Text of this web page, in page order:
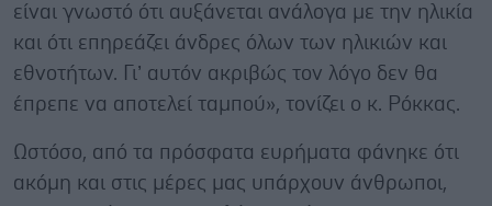
είναι γνωστό ότι αυξάνεται ανάλογα με την ηλικία
και ότι επηρεάζει άνδρες όλων των ηλικιών και
εθνοτήτων. Γι’ αυτόν ακριβώς τον λόγο δεν θα
έπρεπε να αποτελεί ταμπού», τονίζει ο κ. Ρόκκας.
Ωστόσο, από τα πρόσφατα ευρήματα φάνηκε ότι
ακόμη και στις μέρες μας υπάρχουν άνθρωποι,